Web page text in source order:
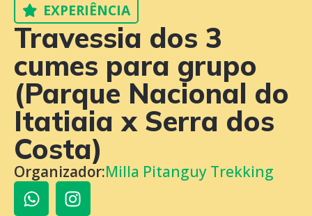
EXPERIÊNCIA
Travessia dos 3
cumes para grupo
(Parque Nacional do
Itatiaia x Serra dos
Costa)
Organizador:Milla Pitanguy Trekking